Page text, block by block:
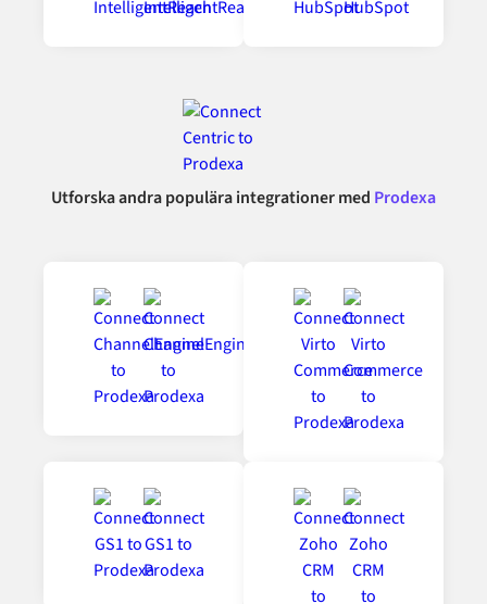
Utforska andra populära integrationer med Prodexa